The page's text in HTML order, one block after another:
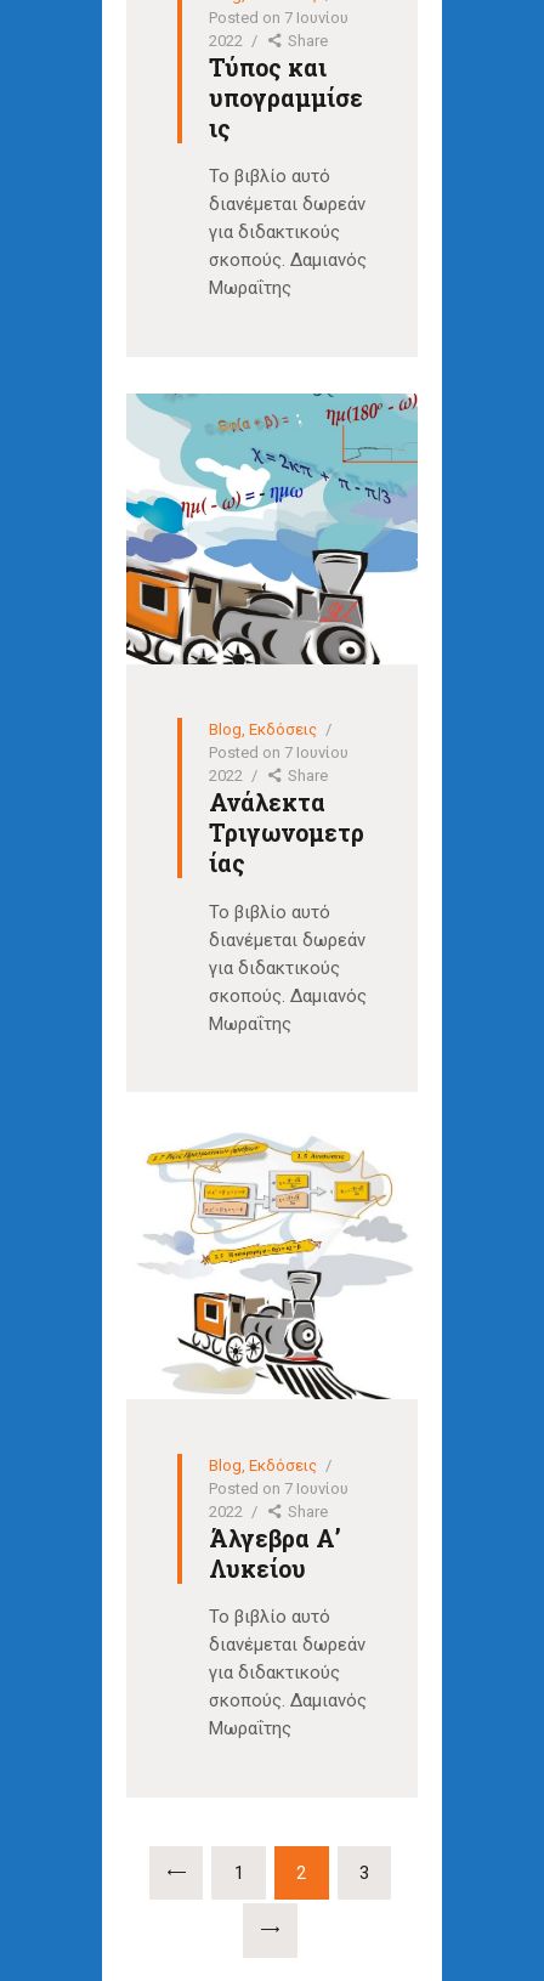
Posted on 7 Ιουνίου
2022
Share
Τύπος και
υπογραμμίσε
ις
Το βιβλίο αυτό
διανέμεται δωρεάν
για διδακτικούς
σκοπούς. Δαμιανός
Μωραΐτης
Blog,Εκδόσεις
Posted on 7 Ιουνίου
2022
Share
Ανάλεκτα
Τριγωνομετρ
ίας
Το βιβλίο αυτό
διανέμεται δωρεάν
για διδακτικούς
σκοπούς. Δαμιανός
Μωραΐτης
Blog ,Εκδόσεις
Posted on 7 Ιουνίου
2022
Share
Άλγεβρα Α’
Λυκείου
Το βιβλίο αυτό
διανέμεται δωρεάν
για διδακτικούς
σκοπούς. Δαμιανός
Μωραΐτης
Σελιδοποίηση
άρθρων
PAGE
1 PAGE
2 PAGE
3